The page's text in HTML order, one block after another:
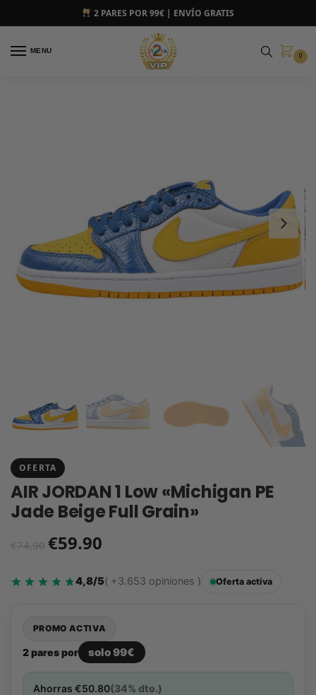
2 PARES POR 99€ | ENVÍO GRATIS
MENU
0
OFERTA
AIR JORDAN 1 Low «Michigan PE
Jade Beige Full Grain»
€74.90 €59.90
4,8/5( +3.653 opiniones ) Oferta activa
PROMO ACTIVA
2 pares por solo 99€
Ahorras €50.80(34% dto.)